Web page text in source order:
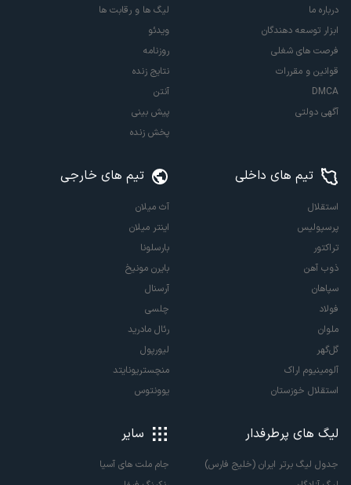
درباره ما
ابزار توسعه دهندگان
فرصت های شغلی
قوانین و مقررات
DMCA
آگهی دولتی
لیگ ها و رقابت ها
ویدئو
روزنامه
نتایج زنده
آنتن
پیش بینی
پخش زنده
تیم های داخلی
استقلال
پرسپولیس
تراکتور
ذوب آهن
سپاهان
فولاد
ملوان
گل‌گهر
آلومینیوم اراک
استقلال خوزستان
تیم های خارجی
آث میلان
اینتر میلان
بارسلونا
بایرن مونیخ
آرسنال
چلسی
رئال مادرید
لیورپول
منچستریونایتد
یوونتوس
لیگ های پرطرفدار
جدول لیگ برتر ایران (خلیج فارس)
سایر
جام ملت های آسیا